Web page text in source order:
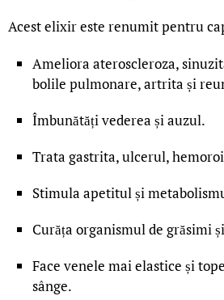
Acest elixir este renumit pentru
Ameliora ateroscleroza,
bolile pulmonare, artrita și
Îmbunătăți vederea și auzul.
Trata gastrita, ulcerul,
Stimula apetitul și
Curăța organismul de grăsimi
Face venele mai elastice și
sânge.